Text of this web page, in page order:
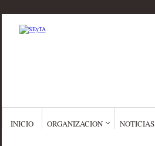
INICIO ORGANIZACION NOTICIAS